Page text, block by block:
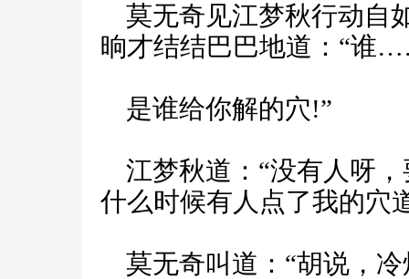
莫无奇见江梦秋行动自
晌才结结巴巴地道：“谁
是谁给你解的穴!”
江梦秋道：“没有人呀，
什么时候有人点了我的穴
莫无奇叫道：“胡说，